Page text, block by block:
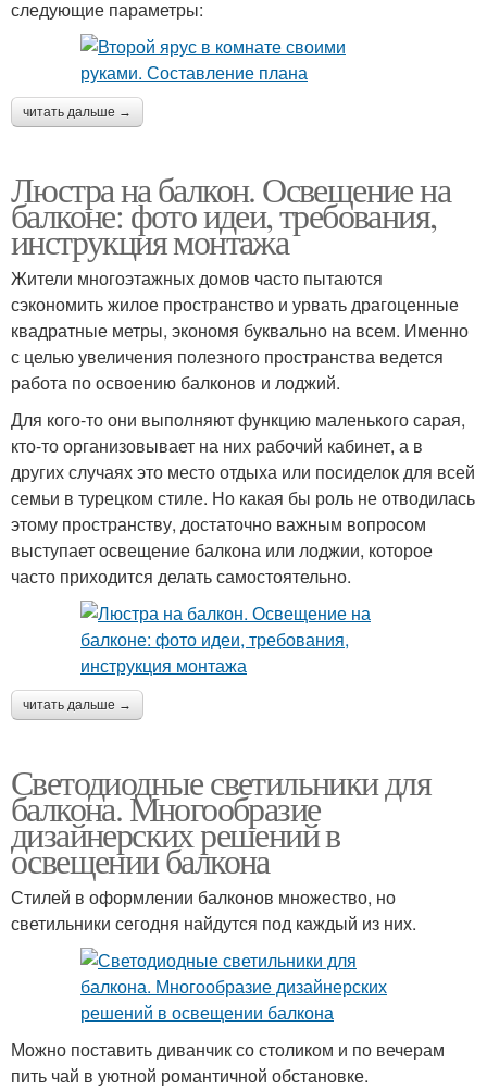
следующие параметры:
читать дальше →
Люстра на балкон. Освещение на
балконе: фото идеи, требования,
инструкция монтажа
Жители многоэтажных домов часто пытаются
сэкономить жилое пространство и урвать драгоценные
квадратные метры, экономя буквально на всем. Именно
с целью увеличения полезного пространства ведется
работа по освоению балконов и лоджий.
Для кого-то они выполняют функцию маленького сарая,
кто-то организовывает на них рабочий кабинет, а в
других случаях это место отдыха или посиделок для всей
семьи в турецком стиле. Но какая бы роль не отводилась
этому пространству, достаточно важным вопросом
выступает освещение балкона или лоджии, которое
часто приходится делать самостоятельно.
читать дальше →
Светодиодные светильники для
балкона. Многообразие
дизайнерских решений в
освещении балкона
Стилей в оформлении балконов множество, но
светильники сегодня найдутся под каждый из них.
Можно поставить диванчик со столиком и по вечерам
пить чай в уютной романтичной обстановке.